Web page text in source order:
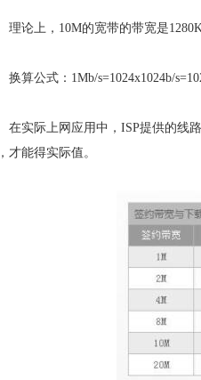
理论上，10M的宽带的带宽是
换算公式：1Mb/s=1024x1024b/
在实际上网应用中，ISP提供的线
才能得实际值。